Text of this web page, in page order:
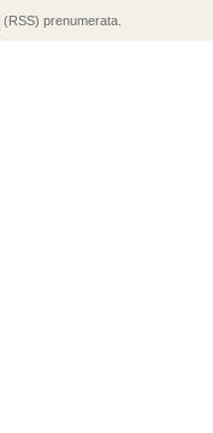
prenumerata.